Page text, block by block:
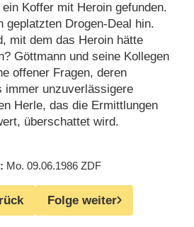
Koffer mit Heroin gefunden.
geplatzten Drogen-Deal hin.
mit dem das Heroin hätte
Göttmann und seine Kollegen
offener Fragen, deren
immer unzuverlässigere
Herle, das die Ermittlungen
überschattet wird.
Mo. 09.06.1986 ZDF
Folge weiter